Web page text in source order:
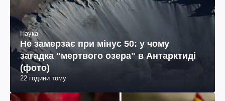
Наука
Не замерзає при мінус 50: у чому
загадка "мертвого озера" в Антарктиді
(фото)
22 години тому